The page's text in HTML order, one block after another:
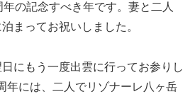
の記念すべき年です。妻と二人
まってお祝いしました。
にもう一度出雲に行ってお参りし
年には、二人でリゾナーレ八ヶ岳